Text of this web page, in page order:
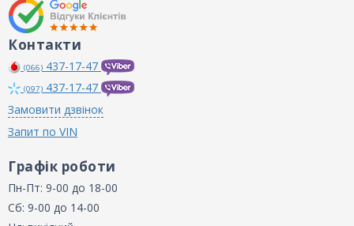
Контакти
(066) 437-17-47
(097) 437-17-47
Замовити дзвінок
Запит по VIN
Графік роботи
Пн-Пт: 9-00 до 18-00
Сб: 9-00 до 14-00